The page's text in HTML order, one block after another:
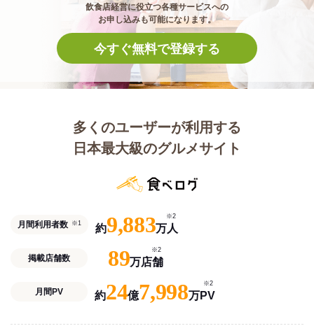
飲食店経営に役立つ各種サービスへの
お申し込みも可能になります。
今すぐ無料で登録する
多くのユーザーが利用する
日本最大級のグルメサイト
月間利用者数 ※1 約9,883万人
※2
掲載店舗数 89万店舗
※2
月間PV 約24億7,998万PV
※2